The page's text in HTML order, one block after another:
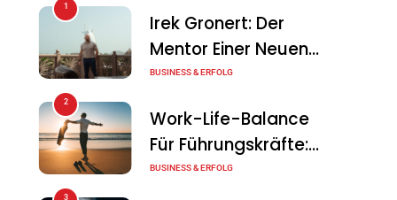
1
Irek Gronert: Der
Mentor Einer Neuen
Generation Von
BUSINESS & ERFOLG
2
Work-Life-Balance
Für Führungskräfte:
Illusion Oder Echte
BUSINESS & ERFOLG
3